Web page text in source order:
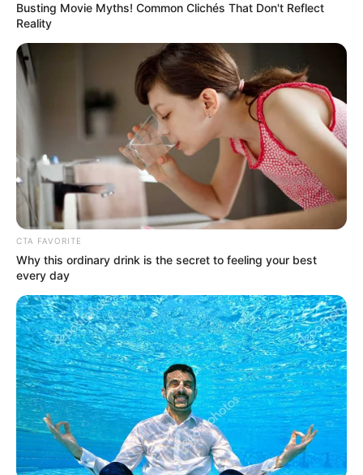
Busting Movie Myths! Common Clichés That Don't Reflect
Reality
CTA FAVORITE
Why this ordinary drink is the secret to feeling your best
every day